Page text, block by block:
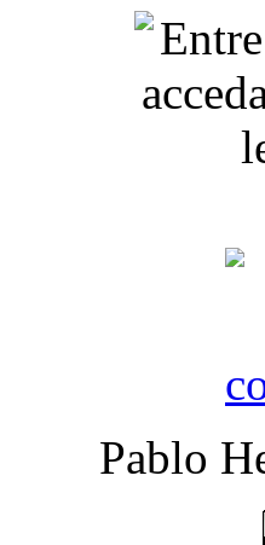
Pablo